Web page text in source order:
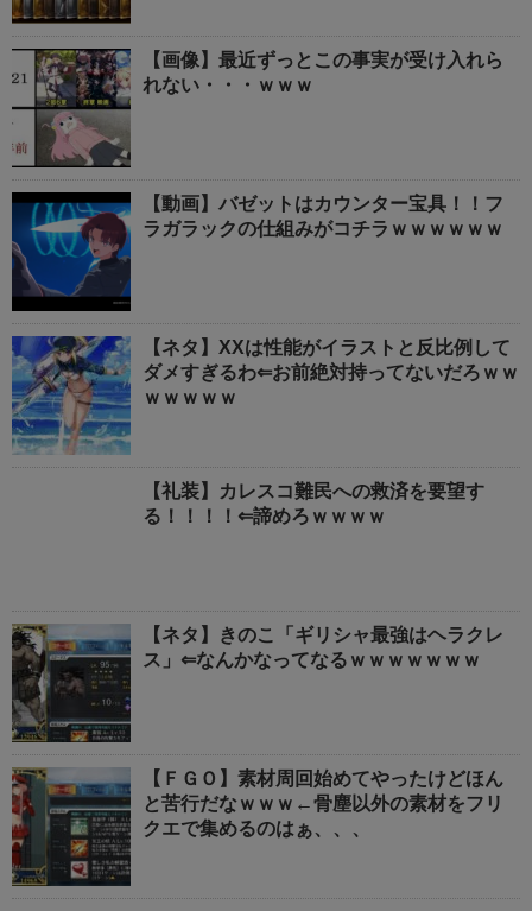
【画像】最近ずっとこの事実が受け入れら
れない・・・ｗｗｗ
【動画】バゼットはカウンター宝具！！フ
ラガラックの仕組みがコチラｗｗｗｗｗｗ
【ネタ】XXは性能がイラストと反比例して
ダメすぎるわ⇐お前絶対持ってないだろｗｗ
ｗｗｗｗｗ
【礼装】カレスコ難民への救済を要望す
る！！！！⇐諦めろｗｗｗｗ
【ネタ】きのこ「ギリシャ最強はヘラクレ
ス」⇐なんかなってなるｗｗｗｗｗｗｗ
【ＦＧＯ】素材周回始めてやったけどほん
と苦行だなｗｗｗ←骨塵以外の素材をフリ
クエで集めるのはぁ、、、